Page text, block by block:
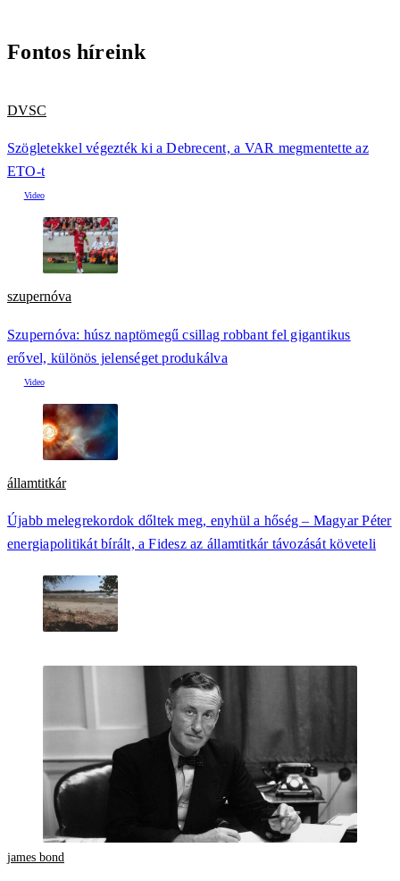
Fontos híreink
DVSC
Szögletekkel végezték ki a Debrecent, a VAR megmentette az
ETO-t
szupernóva
Szupernóva: húsz naptömegű csillag robbant fel gigantikus
erővel, különös jelenséget produkálva
államtitkár
Újabb melegrekordok dőltek meg, enyhül a hőség – Magyar Péter
energiapolitikát bírált, a Fidesz az államtitkár távozását követeli
james bond